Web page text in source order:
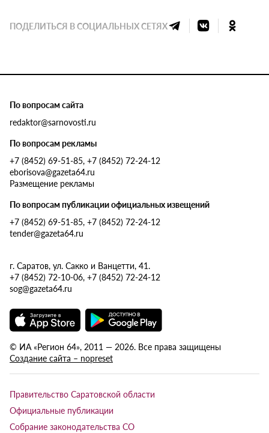
ПОДЕЛИТЬСЯ В СОЦИАЛЬНЫХ СЕТЯХ
По вопросам сайта
redaktor@sarnovosti.ru
По вопросам рекламы
+7 (8452) 69-51-85, +7 (8452) 72-24-12
eborisova@gazeta64.ru
Размещение рекламы
По вопросам публикации официальных извещений
+7 (8452) 69-51-85, +7 (8452) 72-24-12
tender@gazeta64.ru
г. Саратов, ул. Сакко и Ванцетти, 41.
+7 (8452) 72-10-06, +7 (8452) 72-24-12
sog@gazeta64.ru
© ИА «Регион 64», 2011 — 2026. Все права защищены
Создание сайта – nopreset
Правительство Саратовской области
Официальные публикации
Собрание законодательства СО